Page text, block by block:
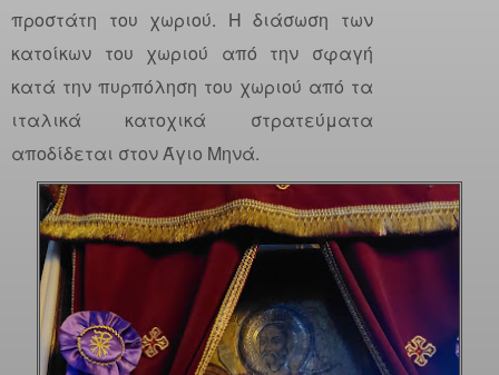
προστάτη του χωριού. Η διάσωση των
κατοίκων του χωριού από την σφαγή
κατά την πυρπόληση του χωριού από τα
ιταλικά κατοχικά στρατεύματα
αποδίδεται στον Άγιο Μηνά.